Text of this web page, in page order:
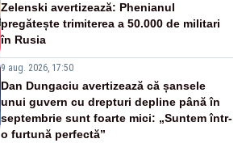
Zelenski avertizează: Phenianul
pregătește trimiterea a 50.000 de militari
în Rusia
9 aug. 2026, 17:50
Dan Dungaciu avertizează că șansele
unui guvern cu drepturi depline până în
septembrie sunt foarte mici: „Suntem într-
o furtună perfectă”